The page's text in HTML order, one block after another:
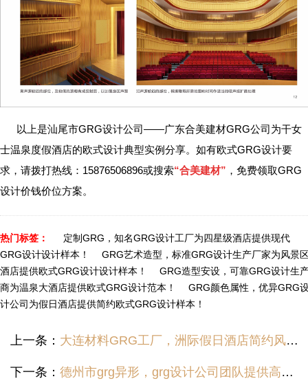
以上是汕尾市GRG设计公司——广东合美建材GRG公司为干女
士温泉度假酒店的欧式设计典型实例分享。如有欧式GRG设计要
求，请拨打热线：15876506896或搜索“合美建材” ，免费领取GRG
设计价钱价位方案。
热门标签：
定制GRG，知名GRG设计工厂为四星级酒店提供现代
GRG设计设计样本！
GRG艺术造型，标准GRG设计生产厂家为风景
酒店提供欧式GRG设计设计样本！
GRG造型安设，可靠GRG设计生
商为温泉大酒店提供欧式GRG设计范本！
GRG颜色属性，优异GRG
计公司为假日酒店提供简约欧式GRG设计样本！
上一条： 大连材料GRG工厂，洲际假日酒店简约风GRG制作造型设计构设案例图分享！
下一条： 德州市grg异形，grg设计公司团队提供高标准花园海景大酒店欧式风grg设计安设设计范例！